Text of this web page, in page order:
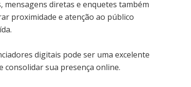
diretas e enquetes também
proximidade e atenção ao público
digitais pode ser uma excelente
consolidar sua presença online.